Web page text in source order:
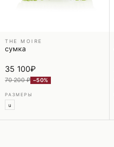
THE MOIRE
сумка
35 100₽
70 200 ₽ −50%
РАЗМЕРЫ
u